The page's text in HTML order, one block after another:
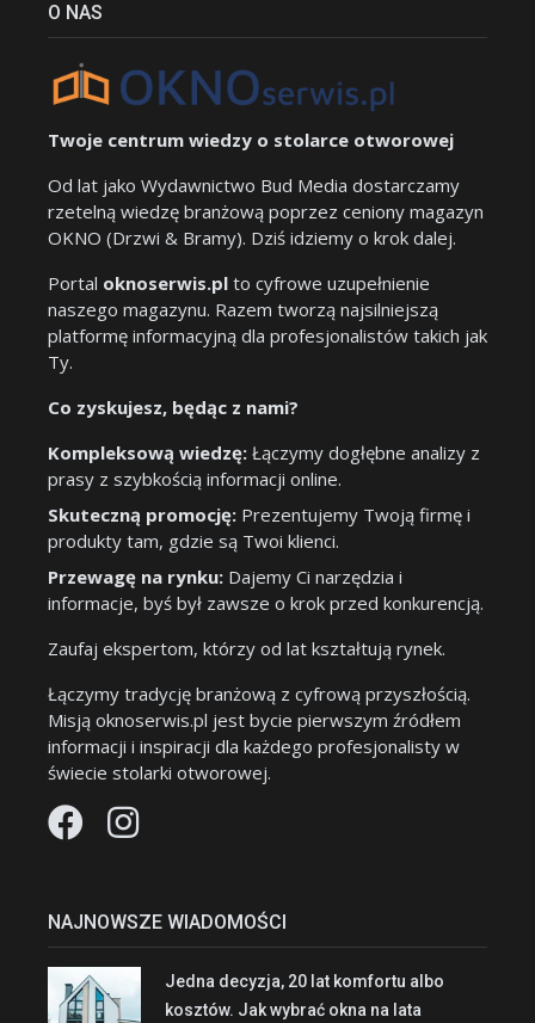
O NAS
Twoje centrum wiedzy o stolarce otworowej
Od lat jako Wydawnictwo Bud Media dostarczamy
rzetelną wiedzę branżową poprzez ceniony magazyn
OKNO (Drzwi & Bramy). Dziś idziemy o krok dalej.
Portal oknoserwis.pl to cyfrowe uzupełnienie
naszego magazynu. Razem tworzą najsilniejszą
platformę informacyjną dla profesjonalistów takich jak
Ty.
Co zyskujesz, będąc z nami?
Kompleksową wiedzę: Łączymy dogłębne analizy z
prasy z szybkością informacji online.
Skuteczną promocję: Prezentujemy Twoją firmę i
produkty tam, gdzie są Twoi klienci.
Przewagę na rynku: Dajemy Ci narzędzia i
informacje, byś był zawsze o krok przed konkurencją.
Zaufaj ekspertom, którzy od lat kształtują rynek.
Łączymy tradycję branżową z cyfrową przyszłością.
Misją oknoserwis.pl jest bycie pierwszym źródłem
informacji i inspiracji dla każdego profesjonalisty w
świecie stolarki otworowej.
NAJNOWSZE WIADOMOŚCI
Jedna decyzja, 20 lat komfortu albo
kosztów. Jak wybrać okna na lata